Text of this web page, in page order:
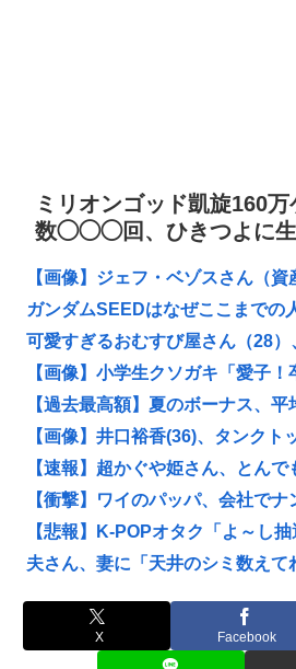
ミリオンゴッド凱旋160
数◯◯◯回、ひきつよに生
【画像】ジェフ・ベゾスさん（資
ガンダムSEEDはなぜここまでの
可愛すぎるおむすび屋さん（28）
【画像】小学生クソガキ「愛子！
【過去最高額】夏のボーナス、平
【画像】井口裕香(36)、タンクト
【速報】超かぐや姫さん、とんで
【衝撃】ワイのパッパ、会社でナ
【悲報】K-POPオタク「よ～し抽
夫さん、妻に「天井のシミ数えて
X Facebook